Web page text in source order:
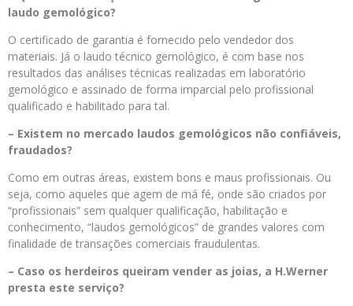
laudo gemológico?
O certificado de garantia é fornecido pelo vendedor dos
materiais. Já o laudo técnico gemológico, é com base nos
resultados das análises técnicas realizadas em laboratório
gemológico e assinado de forma imparcial pelo profissional
qualificado e habilitado para tal.
– Existem no mercado laudos gemológicos não confiáveis,
fraudados?
Como em outras áreas, existem bons e maus profissionais. Ou
seja, como aqueles que agem de má fé, onde são criados por
“profissionais” sem qualquer qualificação, habilitação e
conhecimento, “laudos gemológicos” de grandes valores com
finalidade de transações comerciais fraudulentas.
– Caso os herdeiros queiram vender as joias, a H.Werner
presta este serviço?